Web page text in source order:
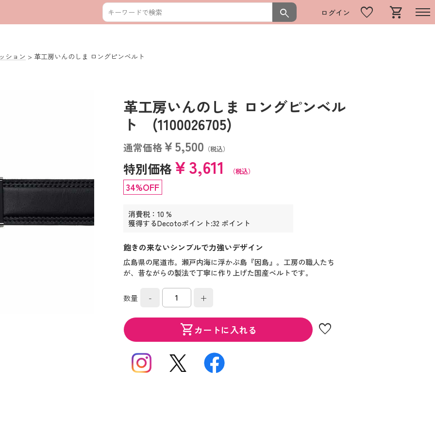
search ログイン favorite shopping_cart
ション 革工房いんのしま ロングピンベルト
革工房いんのしま ロングピンベル
ト (1100026705)
通常価格￥5,500 （税込）
特別価格￥3,611 （税込）
34%OFF
消費税：10 %
獲得するDecotoポイント:32 ポイント
飽きの来ないシンプルで力強いデザイン
広島県の尾道市。瀬戸内海に浮かぶ島『因島』。工房の職人たち
が、昔ながらの製法で丁寧に作り上げた国産ベルトです。
数量 - +
shopping_cartカートに入れる favorite